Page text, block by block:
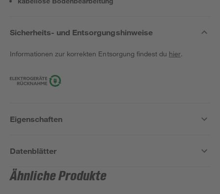
Sicherheits- und Entsorgungshinweise
Informationen zur korrekten Entsorgung findest du hier.
Eigenschaften
Datenblätter
Ähnliche Produkte